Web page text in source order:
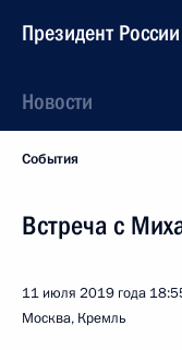
Президент России
Новости
События
Встреча с
11 июля 2019 года
Москва, Кремль